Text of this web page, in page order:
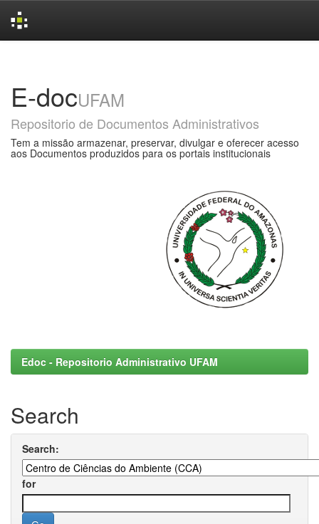
E-docUFAM
Repositorio de Documentos Administrativos
Tem a missão armazenar, preservar, divulgar e oferecer acesso
aos Documentos produzidos para os portais institucionais
Edoc - Repositorio Administrativo UFAM
Search
Search:
for